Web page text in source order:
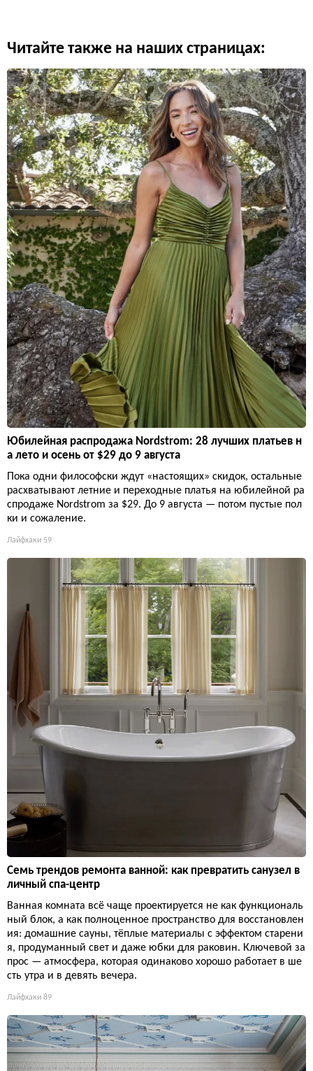
Читайте также на наших страницах:
Юбилейная распродажа Nordstrom: 28 лучших платьев н
а лето и осень от $29 до 9 августа
Пока одни философски ждут «настоящих» скидок, остальные
расхватывают летние и переходные платья на юбилейной ра
спродаже Nordstrom за $29. До 9 августа — потом пустые пол
ки и сожаление.
Лайфхаки 59
Семь трендов ремонта ванной: как превратить санузел в
личный спа-центр
Ванная комната всё чаще проектируется не как функциональ
ный блок, а как полноценное пространство для восстановлен
ия: домашние сауны, тёплые материалы с эффектом старени
я, продуманный свет и даже юбки для раковин. Ключевой за
прос — атмосфера, которая одинаково хорошо работает в ше
сть утра и в девять вечера.
Лайфхаки 89